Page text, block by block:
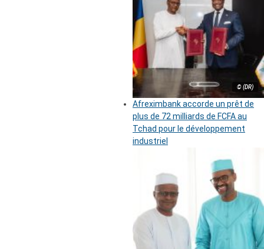
© (DR)
Afreximbank accorde un prêt de
plus de 72 milliards de FCFA au
Tchad pour le développement
industriel